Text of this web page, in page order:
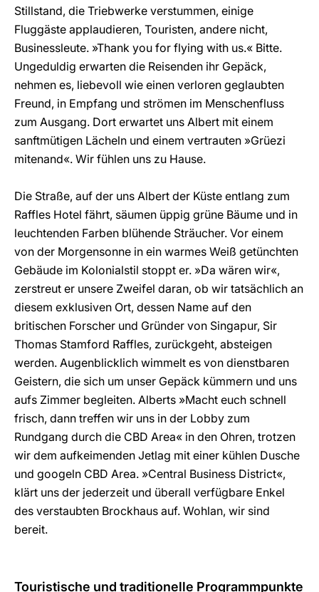
Stillstand, die Triebwerke verstummen, einige
Fluggäste applaudieren, Touristen, andere nicht,
Businessleute. »Thank you for flying with us.« Bitte.
Ungeduldig erwarten die Reisenden ihr Gepäck,
nehmen es, liebevoll wie einen verloren geglaubten
Freund, in Empfang und strömen im Menschenfluss
zum Ausgang. Dort erwartet uns Albert mit einem
sanftmütigen Lächeln und einem vertrauten »Grüezi
mitenand«. Wir fühlen uns zu Hause.
Die Straße, auf der uns Albert der Küste entlang zum
Raffles Hotel fährt, säumen üppig grüne Bäume und in
leuchtenden Farben blühende Sträucher. Vor einem
von der Morgensonne in ein warmes Weiß getünchten
Gebäude im Kolonialstil stoppt er. »Da wären wir«,
zerstreut er unsere Zweifel daran, ob wir tatsächlich an
diesem exklusiven Ort, dessen Name auf den
britischen Forscher und Gründer von Singapur, Sir
Thomas Stamford Raffles, zurückgeht, absteigen
werden. Augenblicklich wimmelt es von dienstbaren
Geistern, die sich um unser Gepäck kümmern und uns
aufs Zimmer begleiten. Alberts »Macht euch schnell
frisch, dann treffen wir uns in der Lobby zum
Rundgang durch die CBD Area« in den Ohren, trotzen
wir dem aufkeimenden Jetlag mit einer kühlen Dusche
und googeln CBD Area. »Central Business District«,
klärt uns der jederzeit und überall verfügbare Enkel
des verstaubten Brockhaus auf. Wohlan, wir sind
bereit.
Touristische und traditionelle Programmpunkte